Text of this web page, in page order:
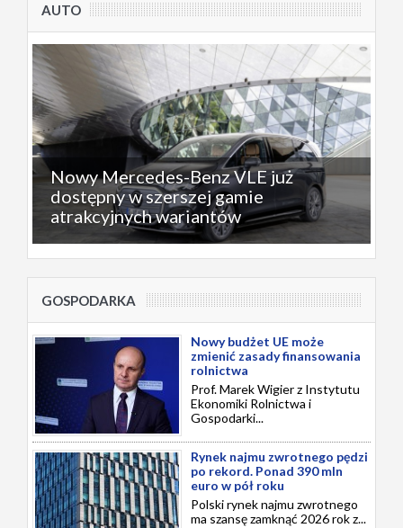
AUTO
Nowy Mercedes-Benz VLE już
dostępny w szerszej gamie
atrakcyjnych wariantów
GOSPODARKA
Nowy budżet UE może
zmienić zasady finansowania
rolnictwa
Prof. Marek Wigier z Instytutu
Ekonomiki Rolnictwa i
Gospodarki...
Rynek najmu zwrotnego pędzi
po rekord. Ponad 390 mln
euro w pół roku
Polski rynek najmu zwrotnego
ma szansę zamknąć 2026 rok z...